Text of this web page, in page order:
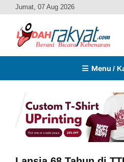
Jumat, 07 Aug 2026
Menu /